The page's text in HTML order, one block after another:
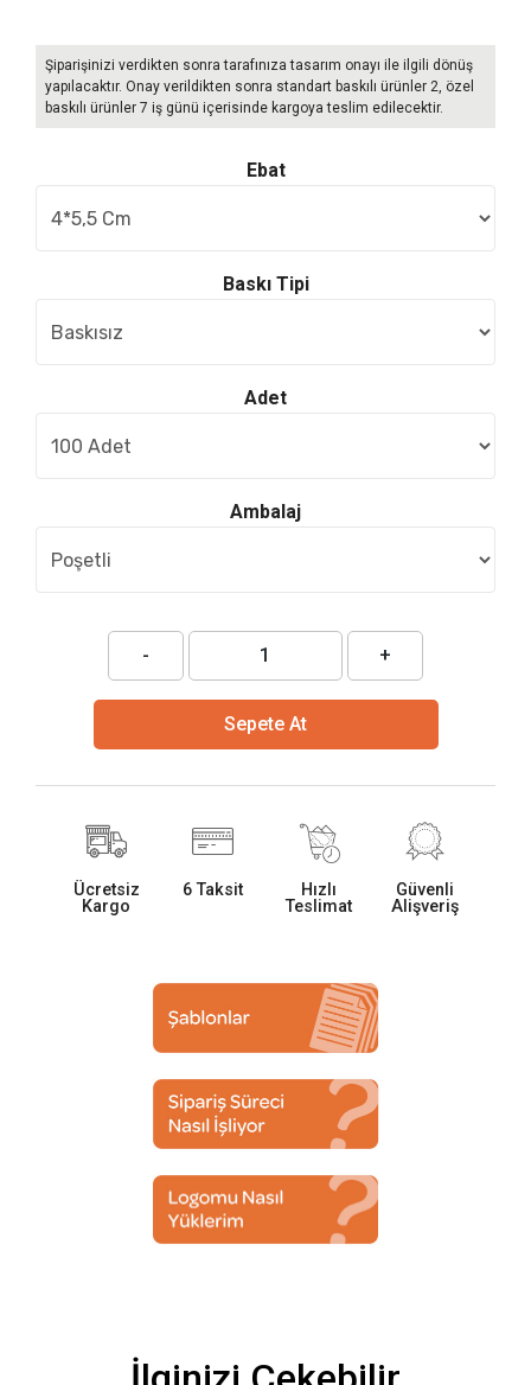
Şiparişinizi verdikten sonra tarafınıza tasarım onayı ile ilgili dönüş
yapılacaktır. Onay verildikten sonra standart baskılı ürünler 2, özel
baskılı ürünler 7 iş günü içerisinde kargoya teslim edilecektir.
Ebat
Baskı Tipi
Adet
Ambalaj
- +
Sepete At
Ücretsiz
Kargo
6 Taksit
Hızlı
Teslimat
Güvenli
Alişveriş